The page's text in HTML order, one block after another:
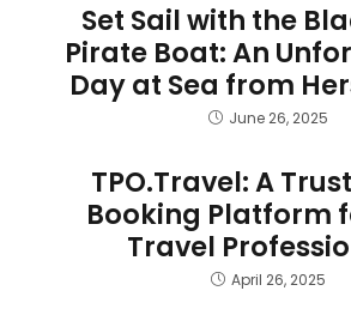
Set Sail with the
Pirate Boat: An
Day at Sea from
June 26, 2025
TPO.Travel: A
Booking Platform
Travel
April 26, 2025